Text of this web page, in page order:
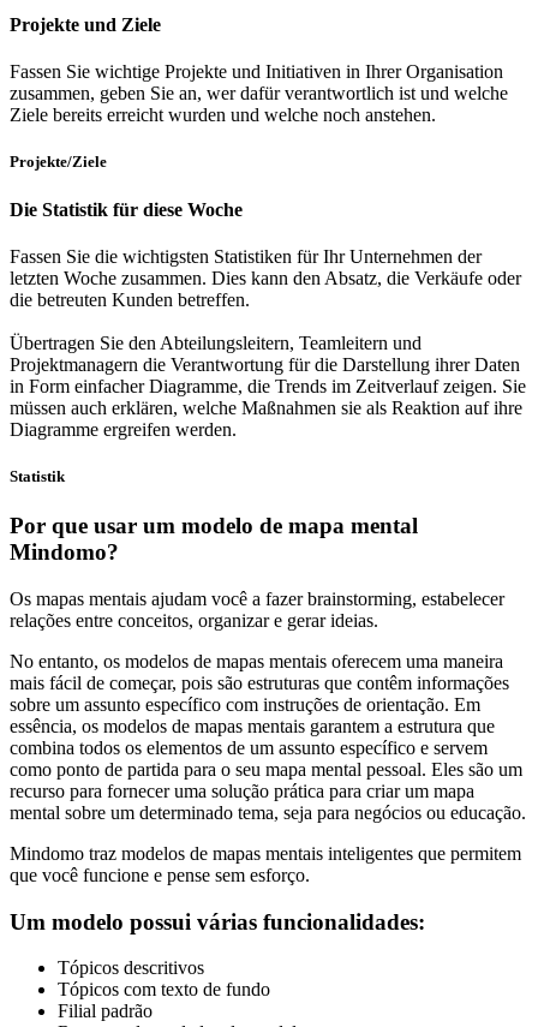
Projekte und Ziele
Fassen Sie wichtige Projekte und Initiativen in Ihrer Organisation
zusammen, geben Sie an, wer dafür verantwortlich ist und welche
Ziele bereits erreicht wurden und welche noch anstehen.
Projekte/Ziele
Die Statistik für diese Woche
Fassen Sie die wichtigsten Statistiken für Ihr Unternehmen der
letzten Woche zusammen. Dies kann den Absatz, die Verkäufe oder
die betreuten Kunden betreffen.
Übertragen Sie den Abteilungsleitern, Teamleitern und
Projektmanagern die Verantwortung für die Darstellung ihrer Daten
in Form einfacher Diagramme, die Trends im Zeitverlauf zeigen. Sie
müssen auch erklären, welche Maßnahmen sie als Reaktion auf ihre
Diagramme ergreifen werden.
Statistik
Por que usar um modelo de mapa mental
Mindomo?
Os mapas mentais ajudam você a fazer brainstorming, estabelecer
relações entre conceitos, organizar e gerar ideias.
No entanto, os modelos de mapas mentais oferecem uma maneira
mais fácil de começar, pois são estruturas que contêm informações
sobre um assunto específico com instruções de orientação. Em
essência, os modelos de mapas mentais garantem a estrutura que
combina todos os elementos de um assunto específico e servem
como ponto de partida para o seu mapa mental pessoal. Eles são um
recurso para fornecer uma solução prática para criar um mapa
mental sobre um determinado tema, seja para negócios ou educação.
Mindomo traz modelos de mapas mentais inteligentes que permitem
que você funcione e pense sem esforço.
Um modelo possui várias funcionalidades:
Tópicos descritivos
Tópicos com texto de fundo
Filial padrão